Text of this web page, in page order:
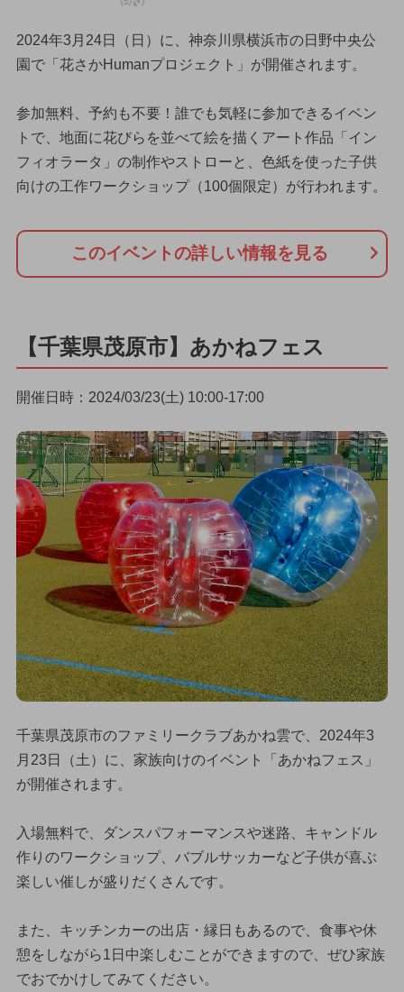
2024年3月24日（日）に、神奈川県横浜市の日野中央公
園で「花さかHumanプロジェクト」が開催されます。
参加無料、予約も不要！誰でも気軽に参加できるイベン
トで、地面に花びらを並べて絵を描くアート作品「イン
フィオラータ」の制作やストローと、色紙を使った子供
向けの工作ワークショップ（100個限定）が行われます。
このイベントの詳しい情報を見る
【千葉県茂原市】あかねフェス
開催日時：2024/03/23(土) 10:00-17:00
千葉県茂原市のファミリークラブあかね雲で、2024年3
月23日（土）に、家族向けのイベント「あかねフェス」
が開催されます。
入場無料で、ダンスパフォーマンスや迷路、キャンドル
作りのワークショップ、バブルサッカーなど子供が喜ぶ
楽しい催しが盛りだくさんです。
また、キッチンカーの出店・縁日もあるので、食事や休
憩をしながら1日中楽しむことができますので、ぜひ家族
でおでかけしてみてください。